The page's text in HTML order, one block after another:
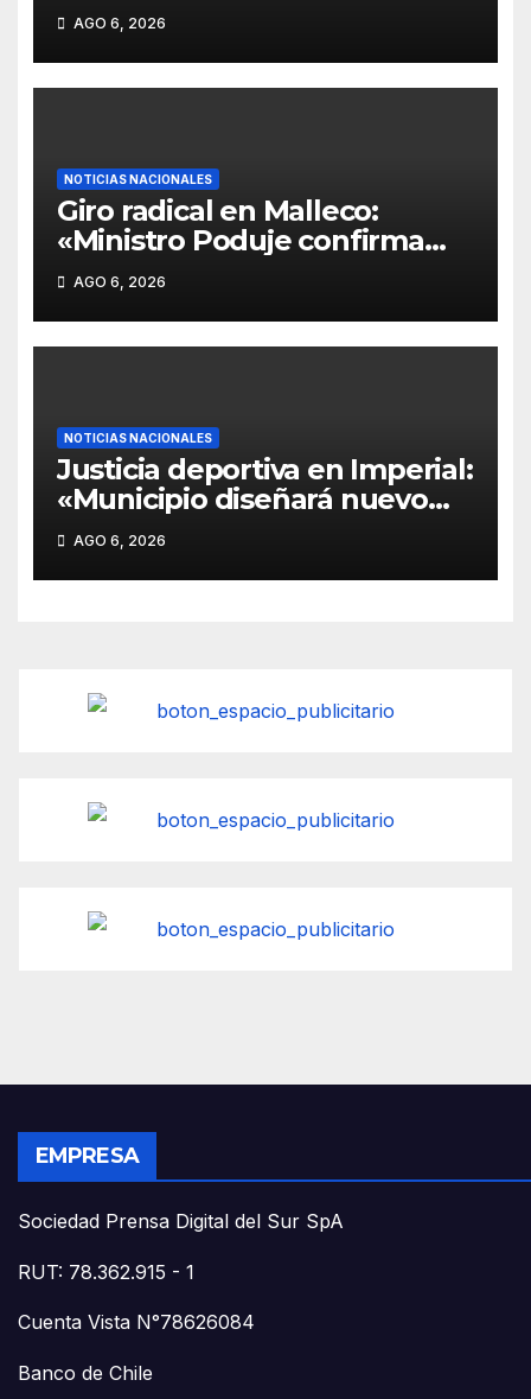
acumular cerca de 200
reclamos por clonaciones y
cobros dobles en Temuco y
Antofagasta».
AGO 6, 2026
NOTICIAS NACIONALES
Giro radical en Malleco:
«Ministro Poduje confirma
erradicación y traslado de 400
familias inundadas en Angol
tras reconocer construcción
AGO 6, 2026
NOTICIAS NACIONALES
Justicia deportiva en Imperial:
«Municipio diseñará nuevo
recinto para el Club de Canoa
y Kayak tras 40 años de
precariedad».
AGO 6, 2026
EMPRESA
Sociedad Prensa Digital del Sur SpA
RUT: 78.362.915 - 1
Cuenta Vista N°78626084
Banco de Chile